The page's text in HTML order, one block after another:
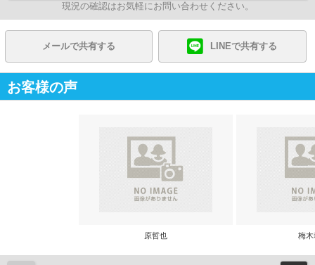
現況の確認はお気軽にお問い合わせください。
メールで共有する LINEで共有する
お客様の声
原哲也 梅木